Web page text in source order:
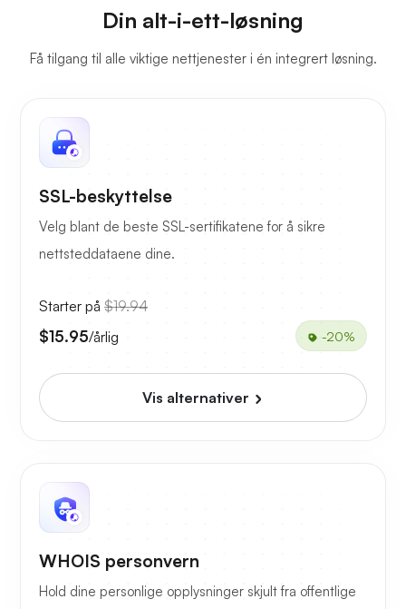
Din alt-i-ett-løsning
Få tilgang til alle viktige nettjenester i én integrert løsning.
SSL-beskyttelse
Velg blant de beste SSL-sertifikatene for å sikre
nettsteddataene dine.
Starter på $19.94
$15.95/årlig -20%
Vis alternativer
WHOIS personvern
Hold dine personlige opplysninger skjult fra offentlige